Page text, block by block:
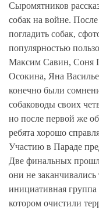
Сыромятников
собак на войне.
погладить собак,
популярностью
Максим Савин, Соня
Осокина, Яна
конечно были
собаководы своих
но после первой же
ребята хорошо
Участию в Параде
Две финальных
они не
инициативная группа
котором очистили